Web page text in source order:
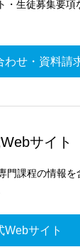
・生徒募集要項
わせ・資料請
サイト
門課程の情報を
Webサイト